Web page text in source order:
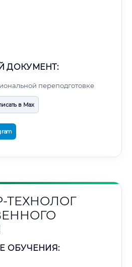
ДОКУМЕНТ:
переподготовке
в Max
ТЕХНОЛОГ
ОБУЧЕНИЯ: